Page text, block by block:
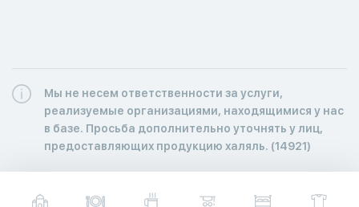
Мы не несем ответственности за услуги,
реализуемые организациями, находящимися у нас
в базе. Просьба дополнительно уточнять у лиц,
предоставляющих продукцию халяль. (14921)